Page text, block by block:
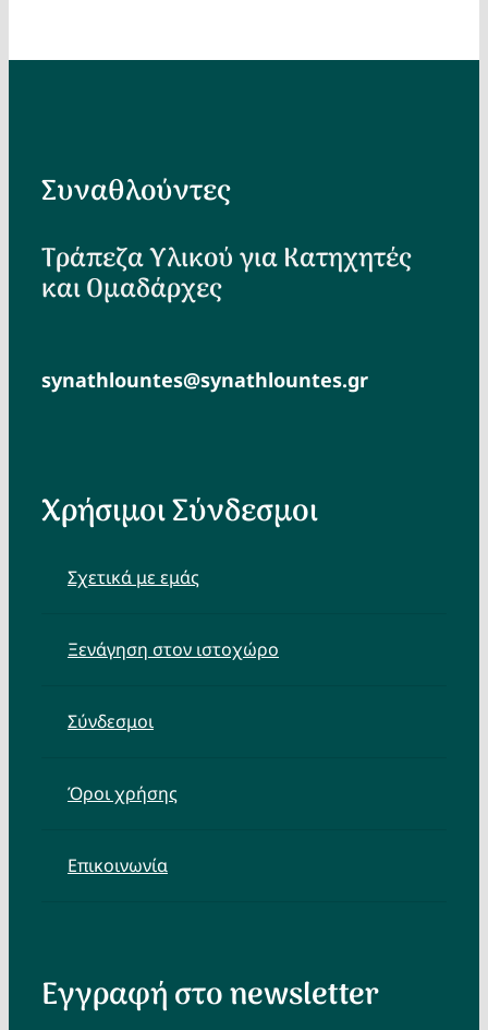
Συναθλούντες
Τράπεζα Υλικού για Κατηχητές
και Ομαδάρχες
synathlountes@synathlountes.gr
Χρήσιμοι Σύνδεσμοι
Σχετικά με εμάς
Ξενάγηση στον ιστοχώρο
Σύνδεσμοι
Όροι χρήσης
Επικοινωνία
Εγγραφή στο newsletter